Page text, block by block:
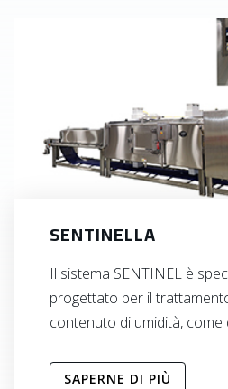
SENTINELLA
Il sistema SENTINEL è
progettato per il
contenuto di umidità, come
SAPERNE DI PIÙ